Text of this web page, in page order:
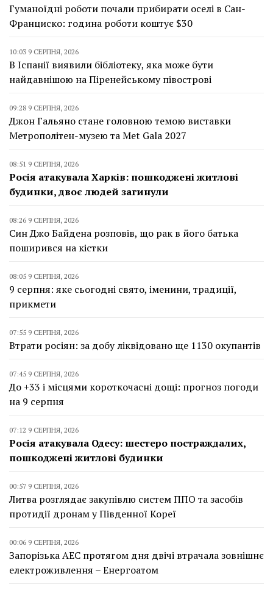
Гуманоїдні роботи почали прибирати оселі в Сан-
Франциско: година роботи коштує $30
10:03 9 СЕРПНЯ, 2026
В Іспанії виявили бібліотеку, яка може бути
найдавнішою на Піренейському півострові
09:28 9 СЕРПНЯ, 2026
Джон Гальяно стане головною темою виставки
Метрополітен-музею та Met Gala 2027
08:51 9 СЕРПНЯ, 2026
Росія атакувала Харків: пошкоджені житлові
будинки, двоє людей загинули
08:26 9 СЕРПНЯ, 2026
Син Джо Байдена розповів, що рак в його батька
поширився на кістки
08:05 9 СЕРПНЯ, 2026
9 серпня: яке сьогодні свято, іменини, традиції,
прикмети
07:55 9 СЕРПНЯ, 2026
Втрати росіян: за добу ліквідовано ще 1130 окупантів
07:45 9 СЕРПНЯ, 2026
До +33 і місцями короткочасні дощі: прогноз погоди
на 9 серпня
07:12 9 СЕРПНЯ, 2026
Росія атакувала Одесу: шестеро постраждалих,
пошкоджені житлові будинки
00:57 9 СЕРПНЯ, 2026
Литва розглядає закупівлю систем ППО та засобів
протидії дронам у Південної Кореї
00:06 9 СЕРПНЯ, 2026
Запорізька АЕС протягом дня двічі втрачала зовнішнє
електроживлення – Енергоатом